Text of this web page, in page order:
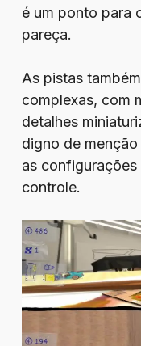
é um ponto para
pareça.
As pistas
complexas, com
detalhes
digno de
as
controle.